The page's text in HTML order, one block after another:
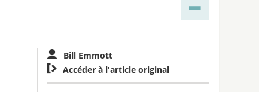
Bill Emmott
 Accéder à l'article original